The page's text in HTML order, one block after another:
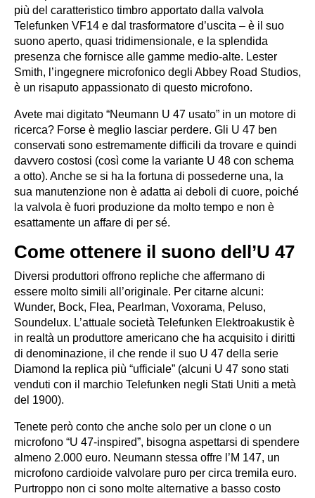
più del caratteristico timbro apportato dalla valvola
Telefunken VF14 e dal trasformatore d’uscita – è il suo
suono aperto, quasi tridimensionale, e la splendida
presenza che fornisce alle gamme medio-alte. Lester
Smith, l’ingegnere microfonico degli Abbey Road Studios,
è un risaputo appassionato di questo microfono.
Avete mai digitato “Neumann U 47 usato” in un motore di
ricerca? Forse è meglio lasciar perdere. Gli U 47 ben
conservati sono estremamente difficili da trovare e quindi
davvero costosi (così come la variante U 48 con schema
a otto). Anche se si ha la fortuna di possederne una, la
sua manutenzione non è adatta ai deboli di cuore, poiché
la valvola è fuori produzione da molto tempo e non è
esattamente un affare di per sé.
Come ottenere il suono dell’U 47
Diversi produttori offrono repliche che affermano di
essere molto simili all’originale. Per citarne alcuni:
Wunder, Bock, Flea, Pearlman, Voxorama, Peluso,
Soundelux. L’attuale società Telefunken Elektroakustik è
in realtà un produttore americano che ha acquisito i diritti
di denominazione, il che rende il suo U 47 della serie
Diamond la replica più “ufficiale” (alcuni U 47 sono stati
venduti con il marchio Telefunken negli Stati Uniti a metà
del 1900).
Tenete però conto che anche solo per un clone o un
microfono “U 47-inspired”, bisogna aspettarsi di spendere
almeno 2.000 euro. Neumann stessa offre l’M 147, un
microfono cardioide valvolare puro per circa tremila euro.
Purtroppo non ci sono molte alternative a basso costo